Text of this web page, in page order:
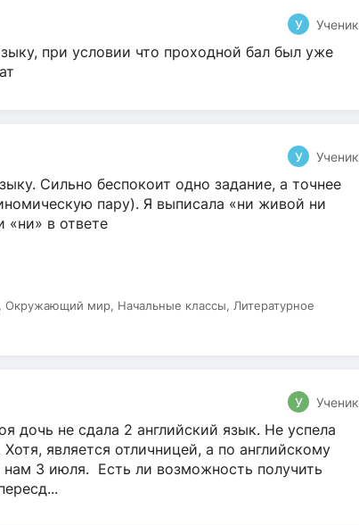
У Ученик
при условии что проходной бал был уже
У Ученик
Сильно беспокоит одно задание, а точнее
пару). Я выписала «ни живой ни
«ни» в ответе
Окружающий мир, Начальные классы, Литературное
У Ученик
дочь не сдала 2 английский язык. Не успела
является отличницей, а по английскому
нам 3 июля. Есть ли возможность получить